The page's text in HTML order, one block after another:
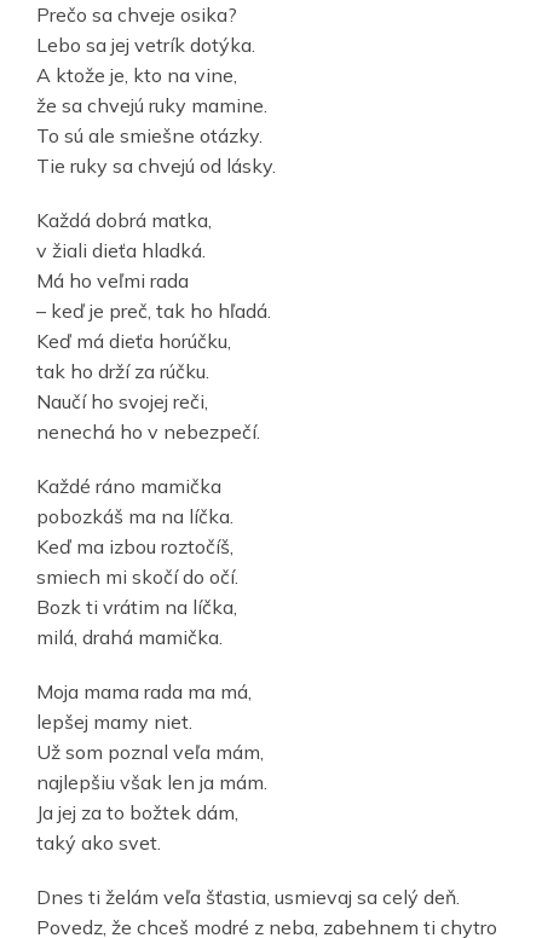
Prečo sa chveje osika?
Lebo sa jej vetrík dotýka.
A ktože je, kto na vine,
že sa chvejú ruky mamine.
To sú ale smiešne otázky.
Tie ruky sa chvejú od lásky.
Každá dobrá matka,
v žiali dieťa hladká.
Má ho veľmi rada
– keď je preč, tak ho hľadá.
Keď má dieťa horúčku,
tak ho drží za rúčku.
Naučí ho svojej reči,
nenechá ho v nebezpečí.
Každé ráno mamička
pobozkáš ma na líčka.
Keď ma izbou roztočíš,
smiech mi skočí do očí.
Bozk ti vrátim na líčka,
milá, drahá mamička.
Moja mama rada ma má,
lepšej mamy niet.
Už som poznal veľa mám,
najlepšiu však len ja mám.
Ja jej za to božtek dám,
taký ako svet.
Dnes ti želám veľa šťastia, usmievaj sa celý deň.
Povedz, že chceš modré z neba, zabehnem ti chytro